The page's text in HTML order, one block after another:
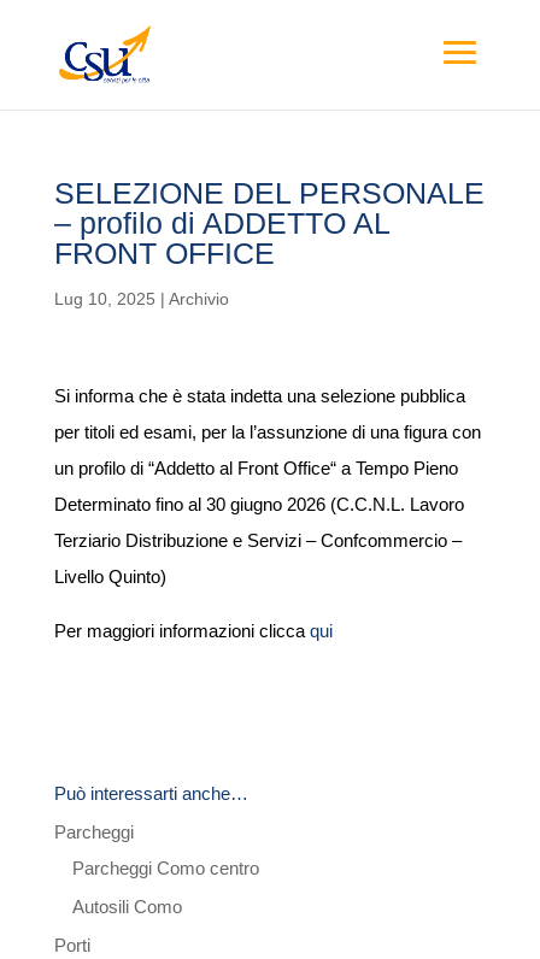
SELEZIONE DEL PERSONALE
– profilo di ADDETTO AL
FRONT OFFICE
Lug 10, 2025 | Archivio
Si informa che è stata indetta una selezione pubblica
per titoli ed esami, per la l’assunzione di una figura con
un profilo di “Addetto al Front Office“ a Tempo Pieno
Determinato fino al 30 giugno 2026 (C.C.N.L. Lavoro
Terziario Distribuzione e Servizi – Confcommercio –
Livello Quinto)
Per maggiori informazioni clicca qui
Può interessarti anche…
Parcheggi
Parcheggi Como centro
Autosili Como
Porti